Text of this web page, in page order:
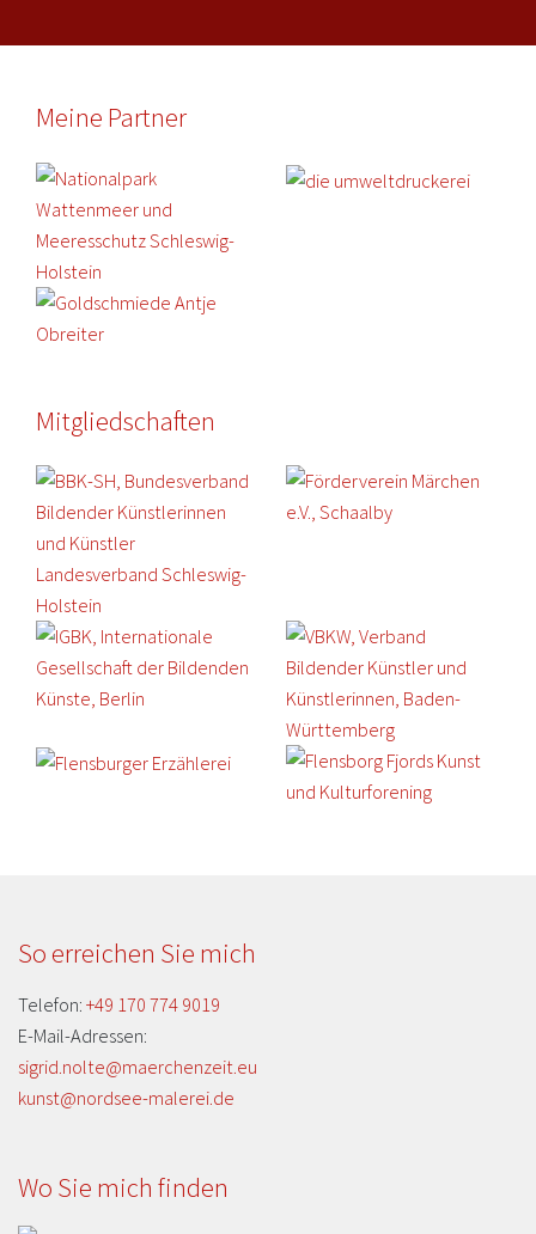
Meine Partner
Mitgliedschaften
So erreichen Sie mich
Telefon: +49 170 774 9019
E-Mail-Adressen:
sigrid.nolte@maerchenzeit.eu
kunst@nordsee-malerei.de
Wo Sie mich finden